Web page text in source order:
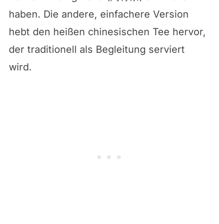
haben. Die andere, einfachere Version
hebt den heißen chinesischen Tee hervor,
der traditionell als Begleitung serviert
wird.